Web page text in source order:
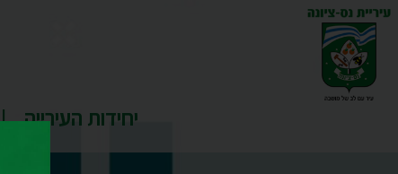
יחידות העירייה